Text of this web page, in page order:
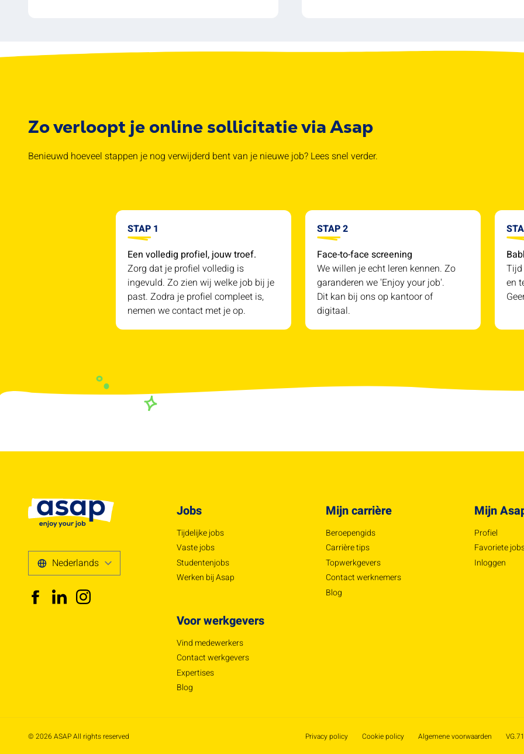
Zo verloopt je online sollicitatie via Asap
Benieuwd hoeveel stappen je nog verwijderd bent van je nieuwe job? Lees snel verder.
STAP 1
Een volledig profiel, jouw troef.
Zorg dat je profiel volledig is
ingevuld. Zo zien wij welke job bij je
past. Zodra je profiel compleet is,
nemen we contact met je op.
STAP 2
Face-to-face screening
We willen je echt leren kennen. Zo
garanderen we 'Enjoy your job'.
Dit kan bij ons op kantoor of
digitaal.
Tijd
en
Jobs
Tijdelijke jobs
Vaste jobs
Studentenjobs
Werken bij Asap
Mijn carrière
Beroepengids
Carrière tips
Topwerkgevers
Contact werknemers
Blog
Mijn
Profiel
Favoriete
Inloggen
Voor werkgevers
Vind medewerkers
Contact werkgevers
Expertises
Blog
© 2026 ASAP All rights reserved Privacy policy Cookie policy Algemene voorwaarden